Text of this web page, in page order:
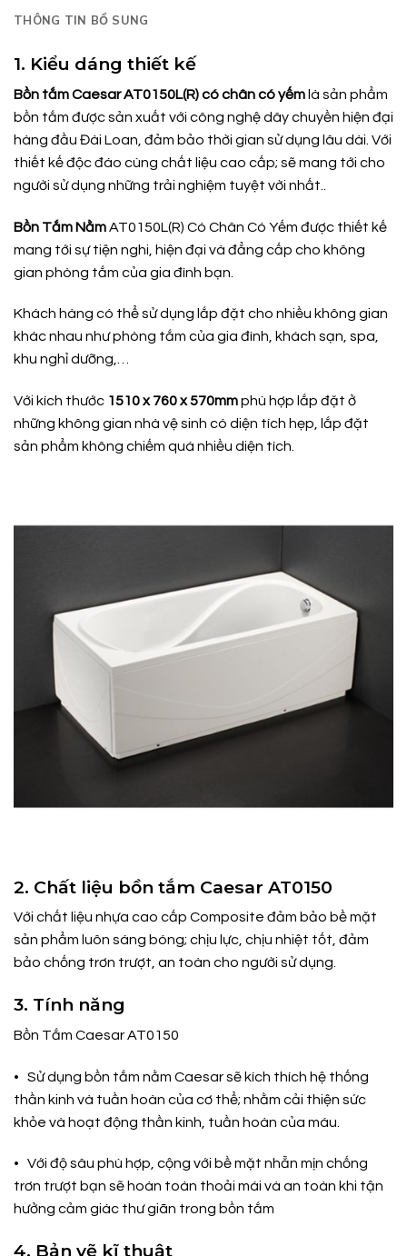
THÔNG TIN BỔ SUNG
1. Kiểu dáng thiết kế
Bồn tắmCaesar AT0150L(R) có chân có yếm là sản phẩm
bồn tắm được sản xuất với công nghệ dây chuyền hiện đại
hàng đầu Đài Loan, đảm bảo thời gian sử dụng lâu dài. Với
thiết kế độc đáo cùng chất liệu cao cấp; sẽ mang tới cho
người sử dụng những trải nghiệm tuyệt vời nhất..
Bồn Tắm NằmAT0150L(R) Có Chân Có Yếm được thiết kế
mang tới sự tiện nghi, hiện đại và đẳng cấp cho không
gian phòng tắm của gia đình bạn.
Khách hàng có thể sử dụng lắp đặt cho nhiều không gian
khác nhau như phòng tắm của gia đình, khách sạn, spa,
khu nghỉ dưỡng,…
Với kích thước 1510 x 760 x 570mmphù hợp lắp đặt ở
những không gian nhà vệ sinh có diện tích hẹp, lắp đặt
sản phẩm không chiếm quá nhiều diện tích.
2. Chất liệu bồn tắm Caesar AT0150
Với chất liệu nhựa cao cấp Composite đảm bảo bề mặt
sản phẩm luôn sáng bóng; chịu lực, chịu nhiệt tốt, đảm
bảo chống trơn trượt, an toàn cho người sử dụng.
3. Tính năng
Bồn Tắm Caesar AT0150
• Sử dụng bồn tắm nằm Caesar sẽ kích thích hệ thống
thần kinh và tuần hoàn của cơ thể; nhằm cải thiện sức
khỏe và hoạt động thần kinh, tuần hoàn của máu.
• Với độ sâu phù hợp, cộng với bề mặt nhẵn mịn chống
trơn trượt bạn sẽ hoàn toàn thoải mái và an toàn khi tận
hưởng cảm giác thư giãn trong bồn tắm
4. Bản vẽ kĩ thuật